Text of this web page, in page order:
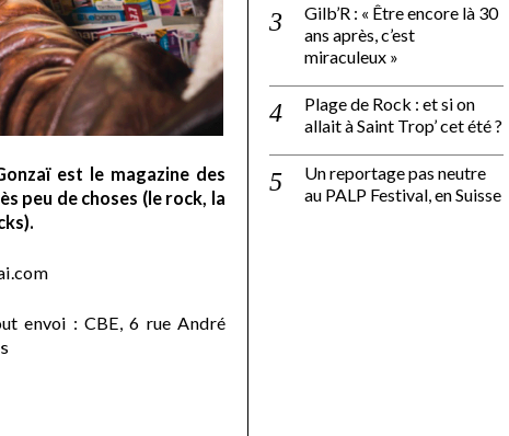
est le magazine des
peu de choses (le rock, la
envoi : CBE, 6 rue André
Gilb’R : « Être encore là 30
ans après, c’est
miraculeux »
Plage de Rock : et si on
allait à Saint Trop’ cet été ?
Un reportage pas neutre
au PALP Festival, en Suisse